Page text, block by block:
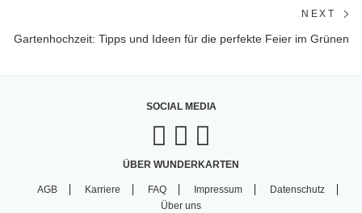
NEXT
Gartenhochzeit: Tipps und Ideen für die perfekte Feier im Grünen
SOCIAL MEDIA
ÜBER WUNDERKARTEN
AGB Karriere FAQ Impressum
Datenschutz
Über uns